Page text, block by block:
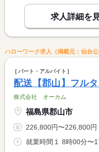
求人詳細を
ハローワーク求人（掲載元：仙台公
パート・アルバイト
配送【郡山】フル
株式会社 オーカム
福島県郡山市
226,800円〜226,800円 ※フルタイム求人の場合は